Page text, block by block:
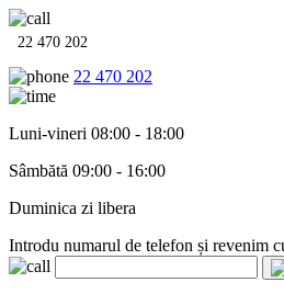
22 470 202
22 470 202
Luni-vineri 08:00 - 18:00
Sâmbătă 09:00 - 16:00
Duminica zi libera
Introdu numarul de telefon și revenim